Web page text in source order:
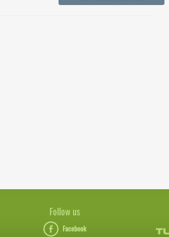
Follow us
Facebook